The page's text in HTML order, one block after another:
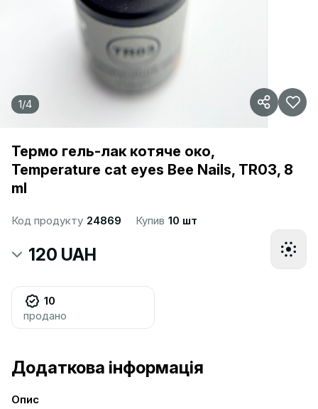
1/4
Термо гель-лак котяче око,
Temperature cat eyes Bee Nails, TR03, 8
ml
Код продукту 24869 Купив 10 шт
120 UAH
10
продано
Додаткова інформація
Опис